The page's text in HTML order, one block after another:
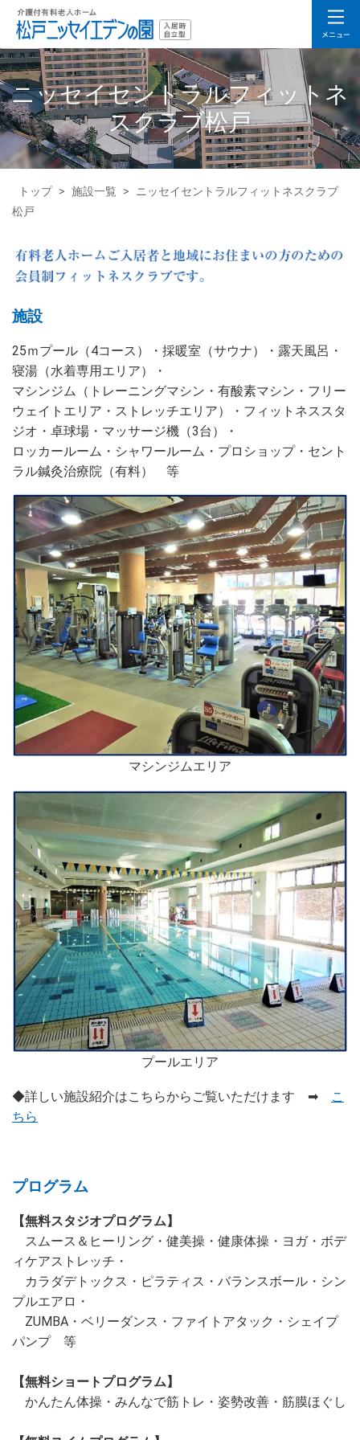
ニッセイセントラルフィットネ
スクラブ松戸
トップ > 施設一覧 >
ニッセイセントラルフィットネスクラブ
松戸
施設
25ｍプール（4コース）・採暖室（サウナ）・露天風呂・
寝湯（水着専用エリア）・
マシンジム（トレーニングマシン・有酸素マシン・フリー
ウェイトエリア・ストレッチエリア）・フィットネススタ
ジオ・卓球場・マッサージ機（3台）・
ロッカールーム・シャワールーム・プロショップ・セント
ラル鍼灸治療院（有料） 等
マシンジムエリア
プールエリア
◆詳しい施設紹介はこちらからご覧いただけます ➡
こ
ちら
プログラム
【無料スタジオプログラム】
スムース＆ヒーリング・健美操・健康体操・ヨガ・ボデ
ィケアストレッチ・
カラダデトックス・ピラティス・バランスボール・シン
プルエアロ・
ZUMBA・ベリーダンス・ファイトアタック・シェイプ
パンプ 等
【無料ショートプログラム】
かんたん体操・みんなで筋トレ・姿勢改善・筋膜ほぐし